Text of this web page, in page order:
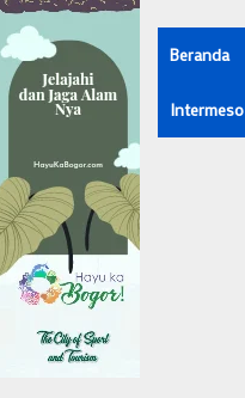
Beranda
Intermeso